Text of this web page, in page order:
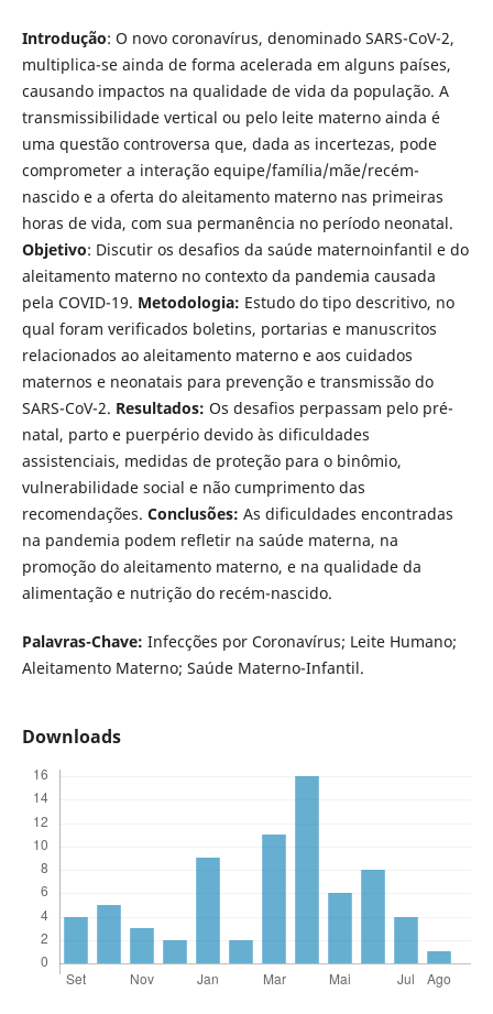
Introdução: O novo coronavírus, denominado SARS-CoV-2,
multiplica-se ainda de forma acelerada em alguns países,
causando impactos na qualidade de vida da população. A
transmissibilidade vertical ou pelo leite materno ainda é
uma questão controversa que, dada as incertezas, pode
comprometer a interação equipe/família/mãe/recém-
nascido e a oferta do aleitamento materno nas primeiras
horas de vida, com sua permanência no período neonatal.
Objetivo: Discutir os desafios da saúde maternoinfantil e do
aleitamento materno no contexto da pandemia causada
pela COVID-19. Metodologia: Estudo do tipo descritivo, no
qual foram verificados boletins, portarias e manuscritos
relacionados ao aleitamento materno e aos cuidados
maternos e neonatais para prevenção e transmissão do
SARS-CoV-2. Resultados: Os desafios perpassam pelo pré-
natal, parto e puerpério devido às dificuldades
assistenciais, medidas de proteção para o binômio,
vulnerabilidade social e não cumprimento das
recomendações. Conclusões: As dificuldades encontradas
na pandemia podem refletir na saúde materna, na
promoção do aleitamento materno, e na qualidade da
alimentação e nutrição do recém-nascido.
Palavras-Chave: Infecções por Coronavírus; Leite Humano;
Aleitamento Materno; Saúde Materno-Infantil.
Downloads